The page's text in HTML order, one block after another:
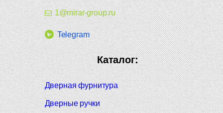
1@mirar-group.ru
Telegram
Каталог:
Дверная фурнитура
Дверные ручки